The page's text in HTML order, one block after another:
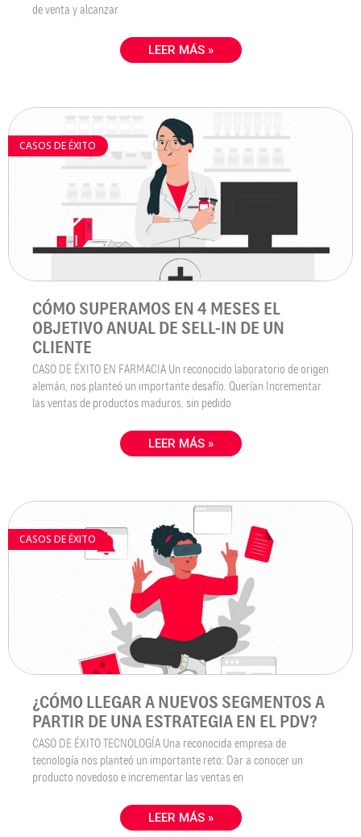
de venta y alcanzar
LEER MÁS »
CASOS DE ÉXITO
CÓMO SUPERAMOS EN 4 MESES EL
OBJETIVO ANUAL DE SELL-IN DE UN
CLIENTE
CASO DE ÉXITO EN FARMACIA Un reconocido laboratorio de origen
alemán, nos planteó un importante desafío. Querían Incrementar
las ventas de productos maduros, sin pedido
LEER MÁS »
CASOS DE ÉXITO
¿CÓMO LLEGAR A NUEVOS SEGMENTOS A
PARTIR DE UNA ESTRATEGIA EN EL PDV?
CASO DE ÉXITO TECNOLOGÍA Una reconocida empresa de
tecnología nos planteó un importante reto: Dar a conocer un
producto novedoso e incrementar las ventas en
LEER MÁS »